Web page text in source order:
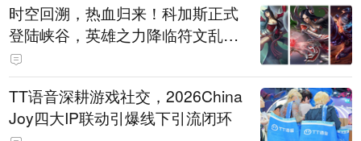
时空回溯，热血归来！科加斯正式
登陆峡谷，英雄之力降临符文乱
斗！
TT语音深耕游戏社交，2026China
Joy四大IP联动引爆线下引流闭环